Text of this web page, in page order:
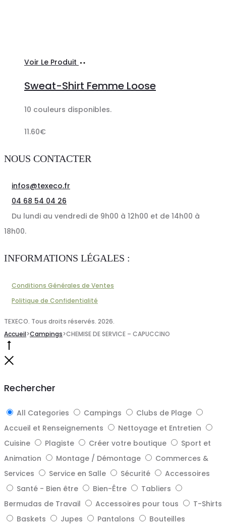
Voir Le Produit
panier
Sweat-Shirt Femme Loose
10 couleurs disponibles.
11.60€
NOUS CONTACTER
infos@texeco.fr
04 68 54 04 26
Du lundi au vendredi de 9h00 à 12h00 et de 14h00 à
18h00.
INFORMATIONS LÉGALES :
Conditions Générales de Ventes
Politique de Confidentialité
TEXECO. Tous droits réservés. 2026.
Accueil>Campings>CHEMISE DE SERVICE – CAPUCCINO
Rechercher
All Categories Campings
Clubs de Plage
Accueil et Renseignements
Nettoyage et Entretien
Cuisine
Plagiste Créer votre boutique
Sport et
Animation
Montage / Démontage
Commerces &
Services
Service en Salle Sécurité
Accessoires
Santé - Bien être
Bien-Être
Tabliers
Bermudas de Travail
Accessoires pour tous
T-Shirts
Baskets
Jupes Pantalons
Bouteilles